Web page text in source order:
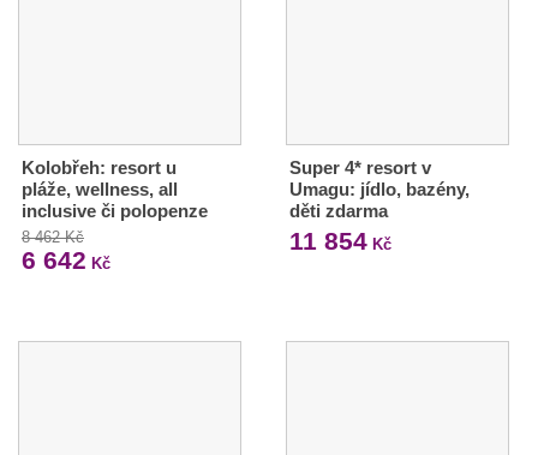
Kolobřeh: resort u
pláže, wellness, all
inclusive či polopenze
8 462 Kč
6 642 Kč
Super 4* resort v
Umagu: jídlo, bazény,
děti zdarma
11 854Kč